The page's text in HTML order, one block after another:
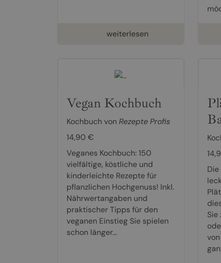
weiterlesen
Vegan Kochbuch
Kochbuch von Rezepte Profis
14,90 €
Veganes Kochbuch: 150
vielfältige, köstliche und
kinderleichte Rezepte für
pflanzlichen Hochgenuss! Inkl.
Nährwertangaben und
praktischer Tipps für den
veganen Einstieg Sie spielen
schon länger...
Sie